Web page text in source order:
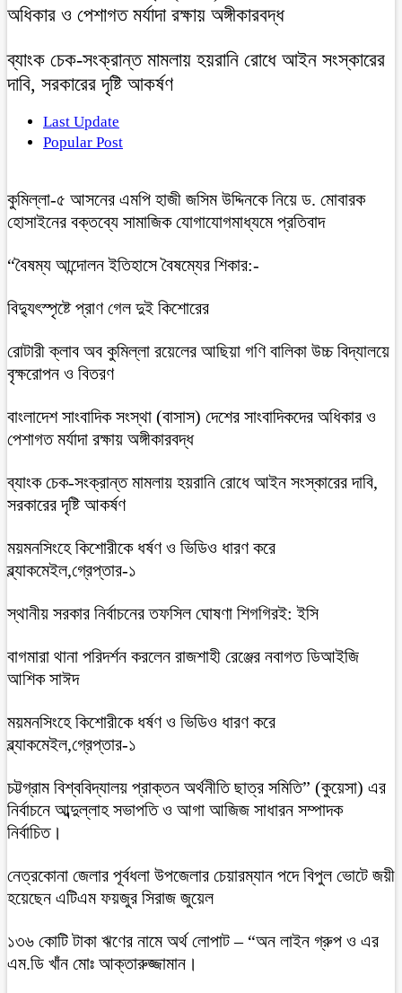
অধিকার ও পেশাগত মর্যাদা রক্ষায় অঙ্গীকারবদ্ধ
ব্যাংক চেক-সংক্রান্ত মামলায় হয়রানি রোধে আইন সংস্কারের
দাবি, সরকারের দৃষ্টি আকর্ষণ
Last Update
Popular Post
কুমিল্লা-৫ আসনের এমপি হাজী জসিম উদ্দিনকে নিয়ে ড. মোবারক
হোসাইনের বক্তব্যে সামাজিক যোগাযোগমাধ্যমে প্রতিবাদ
“বৈষম্য আন্দোলন ইতিহাসে বৈষম্যের শিকার:-
বিদ্যুৎস্পৃষ্টে প্রাণ গেল দুই কিশোরের
রোটারী ক্লাব অব কুমিল্লা রয়েলের আছিয়া গণি বালিকা উচ্চ বিদ্যালয়ে
বৃক্ষরোপন ও বিতরণ
বাংলাদেশ সাংবাদিক সংস্থা (বাসাস) দেশের সাংবাদিকদের অধিকার ও
পেশাগত মর্যাদা রক্ষায় অঙ্গীকারবদ্ধ
ব্যাংক চেক-সংক্রান্ত মামলায় হয়রানি রোধে আইন সংস্কারের দাবি,
সরকারের দৃষ্টি আকর্ষণ
ময়মনসিংহে কিশোরীকে ধর্ষণ ও ভিডিও ধারণ করে
ব্ল্যাকমেইল,গ্রেপ্তার-১
স্থানীয় সরকার নির্বাচনের তফসিল ঘোষণা শিগগিরই: ইসি
বাগমারা থানা পরিদর্শন করলেন রাজশাহী রেঞ্জের নবাগত ডিআইজি
আশিক সাঈদ
ময়মনসিংহে কিশোরীকে ধর্ষণ ও ভিডিও ধারণ করে
ব্ল্যাকমেইল,গ্রেপ্তার-১
চট্টগ্রাম বিশ্ববিদ্যালয় প্রাক্তন অর্থনীতি ছাত্র সমিতি” (কুয়েসা) এর
নির্বাচনে আব্দুল্লাহ সভাপতি ও আগা আজিজ সাধারন সম্পাদক
নির্বাচিত।
নেত্রকোনা জেলার পূর্বধলা উপজেলার চেয়ারম্যান পদে বিপুল ভোটে জয়ী
হয়েছেন এটিএম ফয়জুর সিরাজ জুয়েল
১৩৬ কোটি টাকা ঋণের নামে অর্থ লোপাট – “অন লাইন গ্রুপ ও এর
এম.ডি খাঁন মোঃ আক্তারুজ্জামান।